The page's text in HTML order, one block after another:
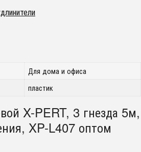
Для дома и офиса
пластик
X-PERT, 3 гнезда 5м,
XP-L407 оптом